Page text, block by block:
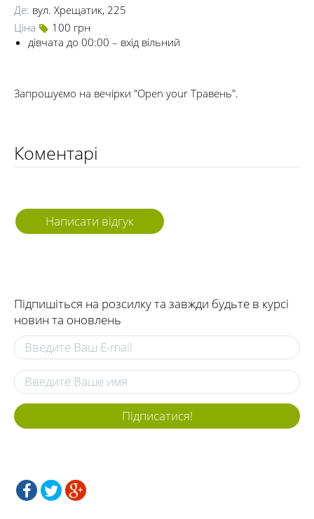
Де: вул. Хрещатик, 225
Ціна
100 грн
дівчата до 00:00 – вхід вільний
Запрошуємо на вечірки "Open your Травень".
Коментарі
Написати відгук
Підпишіться на розсилку та завжди будьте в курсі
новин та оновлень
Підписатися!